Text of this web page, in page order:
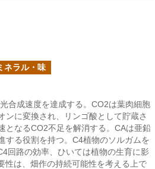
ネラル・味
合成速度を達成する。CO2は葉肉細胞
ンに変換され、リンゴ酸として貯蔵さ
となるCO2不足を解消する。CAは亜鉛
する役割を持つ。C4植物のソルガムを
回路の効率、ひいては植物の生育に影
性は、畑作の持続可能性を考える上で